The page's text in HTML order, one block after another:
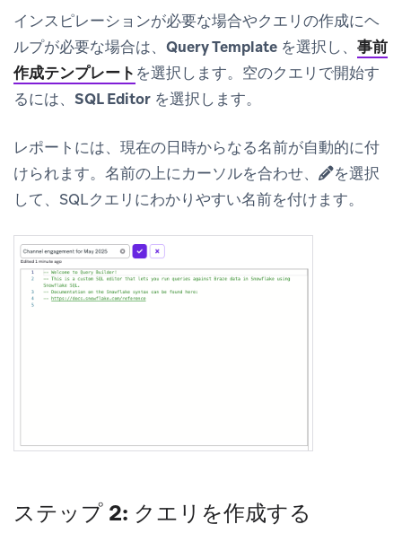
インスピレーションが必要な場合やクエリの作成にヘ
ルプが必要な場合は、 Query Template を選択し、 事前
作成テンプレート を選択します。空のクエリで開始す
るには、 SQL Editor を選択します。
レポートには、現在の日時からなる名前が自動的に付
けられます。名前の上にカーソルを合わせ、
を選択
して、SQLクエリにわかりやすい名前を付けます。
ステップ 2: クエリを作成する